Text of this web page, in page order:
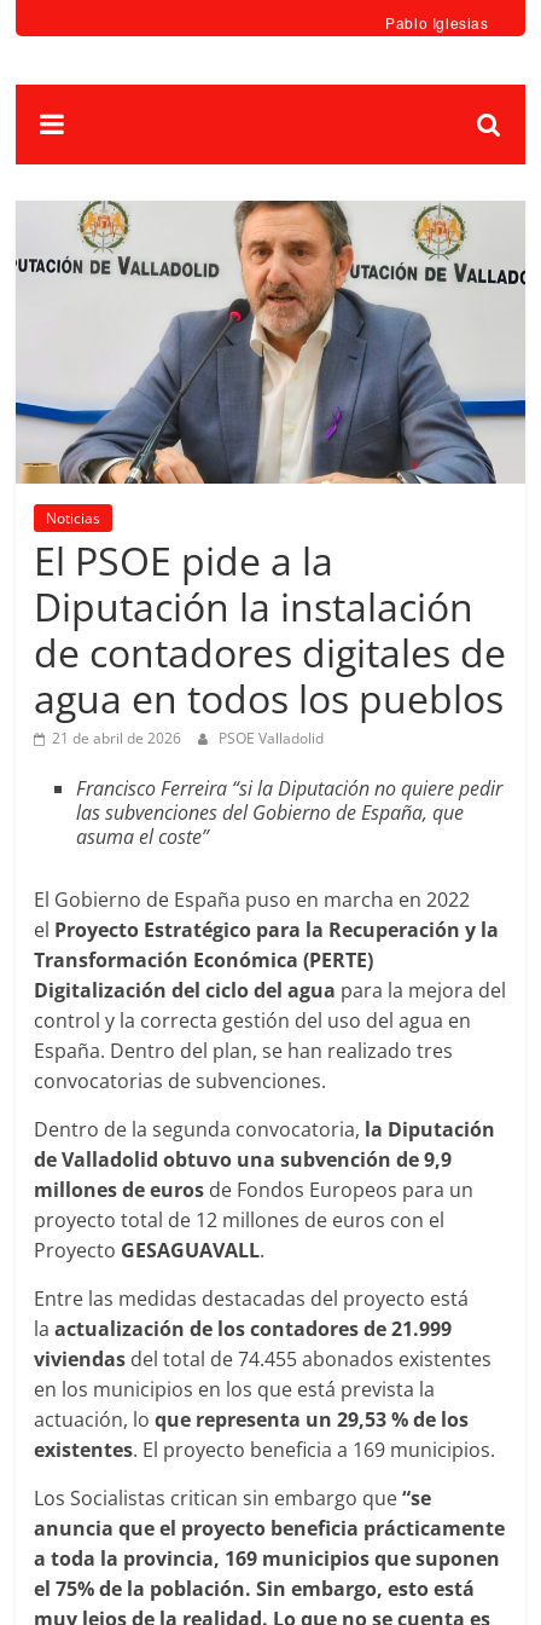
Pablo Iglesias
Noticias
El PSOE pide a la
Diputación la instalación
de contadores digitales de
agua en todos los pueblos
21 de abril de 2026 PSOE Valladolid
Francisco Ferreira “si la Diputación no quiere pedir
las subvenciones del Gobierno de España, que
asuma el coste”
El Gobierno de España puso en marcha en 2022
el Proyecto Estratégico para la Recuperación y la
Transformación Económica (PERTE)
Digitalización del ciclo del agua para la mejora del
control y la correcta gestión del uso del agua en
España. Dentro del plan, se han realizado tres
convocatorias de subvenciones.
Dentro de la segunda convocatoria, la Diputación
de Valladolid obtuvo una subvención de 9,9
millones de euros de Fondos Europeos para un
proyecto total de 12 millones de euros con el
Proyecto GESAGUAVALL.
Entre las medidas destacadas del proyecto está
laactualización de los contadores de 21.999
viviendas del total de 74.455 abonados existentes
en los municipios en los que está prevista la
actuación, loque representa un 29,53 % de los
existentes. El proyecto beneficia a 169 municipios.
Los Socialistas critican sin embargo que“se
anuncia que el proyecto beneficia prácticamente
a toda la provincia, 169 municipios que suponen
el 75% de la población. Sin embargo, esto está
muy lejos de la realidad. Lo que no se cuenta es